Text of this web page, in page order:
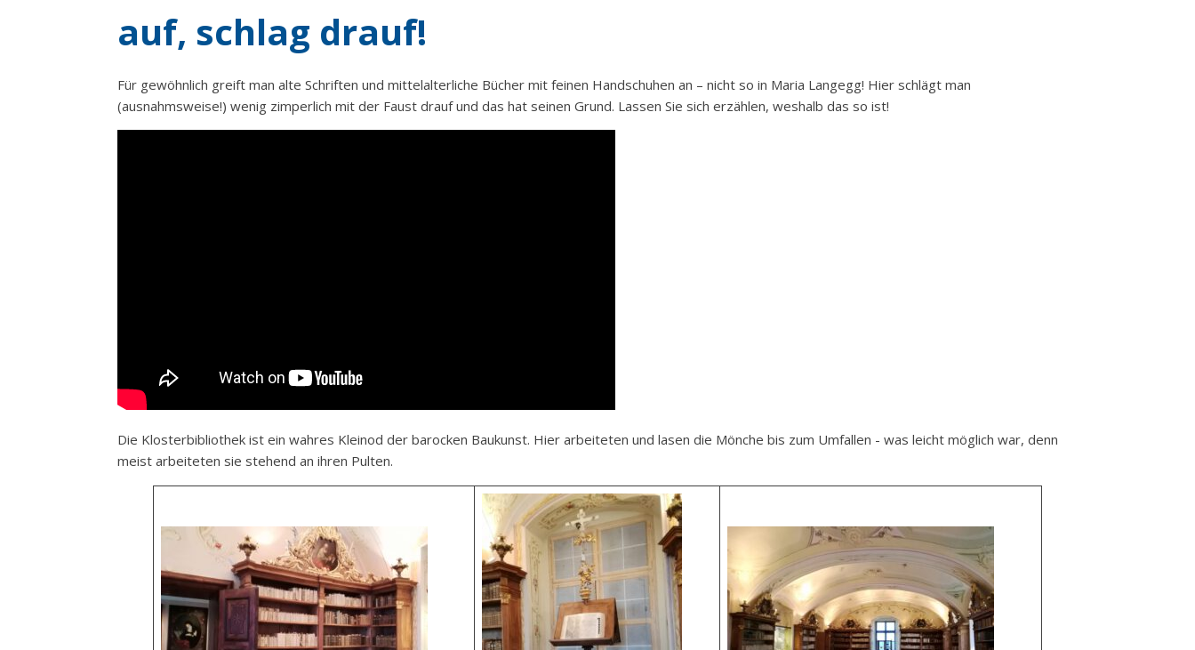
auf, schlag drauf!
Für gewöhnlich greift man alte Schriften und mittelalterliche Bücher mit feinen Handschuhen an – nicht so in Maria Langegg! Hier schlägt man
(ausnahmsweise!) wenig zimperlich mit der Faust drauf und das hat seinen Grund. Lassen Sie sich erzählen, weshalb das so ist!
Die Klosterbibliothek ist ein wahres Kleinod der barocken Baukunst. Hier arbeiteten und lasen die Mönche bis zum Umfallen - was leicht möglich war, denn
meist arbeiteten sie stehend an ihren Pulten.